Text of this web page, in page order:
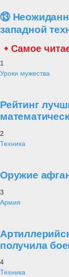
⑬
западной
Самое
1
Уроки мужества
Рейтинг
2
Техника
Оружие
3
Армия
получила
4
Техника